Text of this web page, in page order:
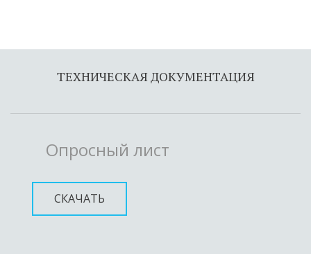
ТЕХНИЧЕСКАЯ ДОКУМЕНТАЦИЯ
Опросный лист
СКАЧАТЬ